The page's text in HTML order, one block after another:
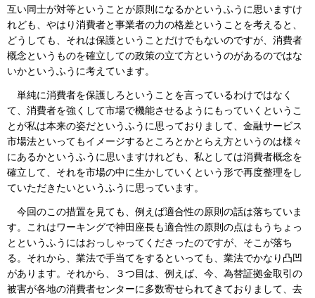
互い同士が対等ということが原則になるかというふうに思いますけ
れども、やはり消費者と事業者の力の格差ということを考えると、
どうしても、それは保護ということだけでもないのですが、消費者
概念というものを確立しての政策の立て方というのがあるのではな
いかというふうに考えています。
単純に消費者を保護しろということを言っているわけではなく
て、消費者を強くして市場で機能させるようにもっていくというこ
とが私は本来の姿だというふうに思っておりまして、金融サービス
市場法といってもイメージするところとかとらえ方というのは様々
にあるかというふうに思いますけれども、私としては消費者概念を
確立して、それを市場の中に生かしていくという形で再度整理をし
ていただきたいというふうに思っています。
今回のこの措置を見ても、例えば適合性の原則の話は落ちていま
す。これはワーキングで神田座長も適合性の原則の点はもうちょっ
とというふうにはおっしゃってくださったのですが、そこが落ち
る。それから、業法で手当てをするといっても、業法でかなり凸凹
があります。それから、３つ目は、例えば、今、為替証拠金取引の
被害が各地の消費者センターに多数寄せられてきておりまして、去